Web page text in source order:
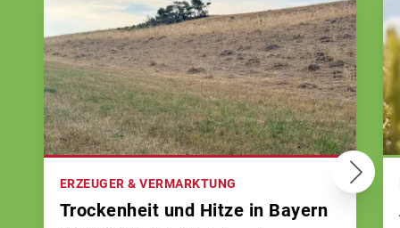
ERZEUGER & VERMARKTUNG
Trockenheit und Hitze in Bayern